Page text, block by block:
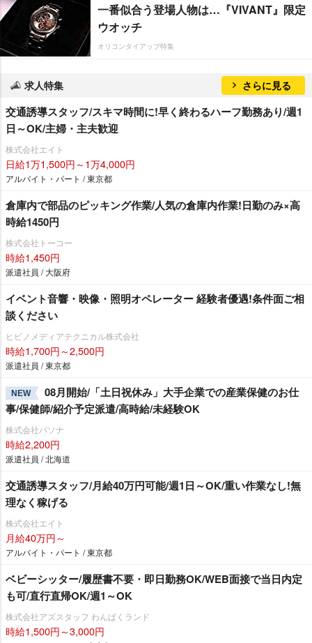
一番似合う登場人物は…『VIVANT』限定
ウオッチ
オリコンタイアップ特集
求人特集 さらに見る
交通誘導スタッフ/スキマ時間に!早く終わるハーフ勤務あり/週1
日～OK/主婦・主夫歓迎
株式会社エイト
日給1万1,500円～1万4,000円
アルバイト・パート / 東京都
倉庫内で部品のピッキング作業/人気の倉庫内作業!日勤のみ×高
時給1450円
株式会社トーコー
時給1,450円
派遣社員 / 大阪府
イベント音響・映像・照明オペレーター 経験者優遇!条件面ご相
談ください
ヒビノメディアテクニカル株式会社
時給1,700円～2,500円
派遣社員 / 東京都
NEW
08月開始/「土日祝休み」大手企業での産業保健のお仕
事/保健師/紹介予定派遣/高時給/未経験OK
株式会社パソナ
時給2,200円
派遣社員 / 北海道
交通誘導スタッフ/月給40万円可能/週1日～OK/重い作業なし!無
理なく稼げる
株式会社エイト
月給40万円～
アルバイト・パート / 東京都
ベビーシッター/履歴書不要・即日勤務OK/WEB面接で当日内定
も可/直行直帰OK/週1～OK
株式会社アズスタッフ わんぱくランド
時給1,500円～3,000円